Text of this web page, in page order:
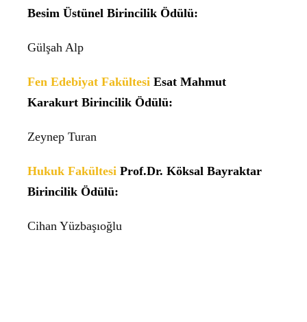
Besim Üstünel Birincilik Ödülü:
Gülşah Alp
Fen Edebiyat Fakültesi Esat Mahmut
Karakurt Birincilik Ödülü:
Zeynep Turan
Hukuk Fakültesi Prof.Dr. Köksal Bayraktar
Birincilik Ödülü:
Cihan Yüzbaşıoğlu